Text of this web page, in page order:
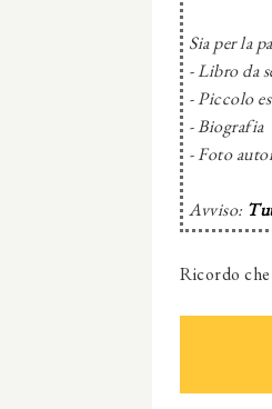
Sia per la
- Libro da
- Piccolo
- Biografia
- Foto
Avviso:
Ricordo